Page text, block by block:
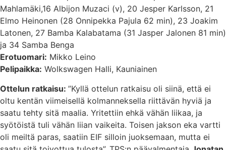
Mahlamäki,16 Albijon Muzaci (v), 20 Jesper Karlsson, 21
Elmo Heinonen (28 Onnipekka Pajula 62 min), 23 Joakim
Latonen, 27 Bamba Kalabatama (31 Jasper Jalonen 81 min)
ja 34 Samba Benga
Erotuomari: Mikko Leino
Pelipaikka: Wolkswagen Halli, Kauniainen
Ottelun ratkaisu: ”Kyllä ottelun ratkaisu oli siinä, että ei
oltu kentän viimeisellä kolmanneksella riittävän hyviä ja
saatu tehty sitä maalia. Yritettiin ehkä vähän liikaa, ja
syötöistä tuli vähän liian vaikeita. Toisen jakson eka vartti
oli meiltä paras, saatiin EIF silloin juoksemaan, mutta ei